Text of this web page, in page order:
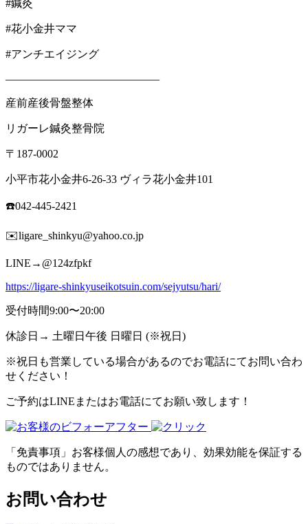
#鍼灸
#花小金井ママ
#アンチエイジング
——————————————
産前産後骨盤整体
リガーレ鍼灸整骨院
〒187-0002
小平市花小金井6-26-33 ヴィラ花小金井101
☎️042-445-2421
✉️ligare_shinkyu@yahoo.co.jp
LINE→@124zfpkf
https://ligare-shinkyuseikotsuin.com/sejyutsu/hari/
受付時間9:00〜20:00
休診日→ 土曜日午後 日曜日 (※祝日)
※祝日も営業している場合があるのでお電話にてお問い合わ
せください！
ご予約はLINEまたはお電話にてお願い致します！
「免責事項」お客様個人の感想であり、効果効能を保証する
ものではありません。
お問い合わせ